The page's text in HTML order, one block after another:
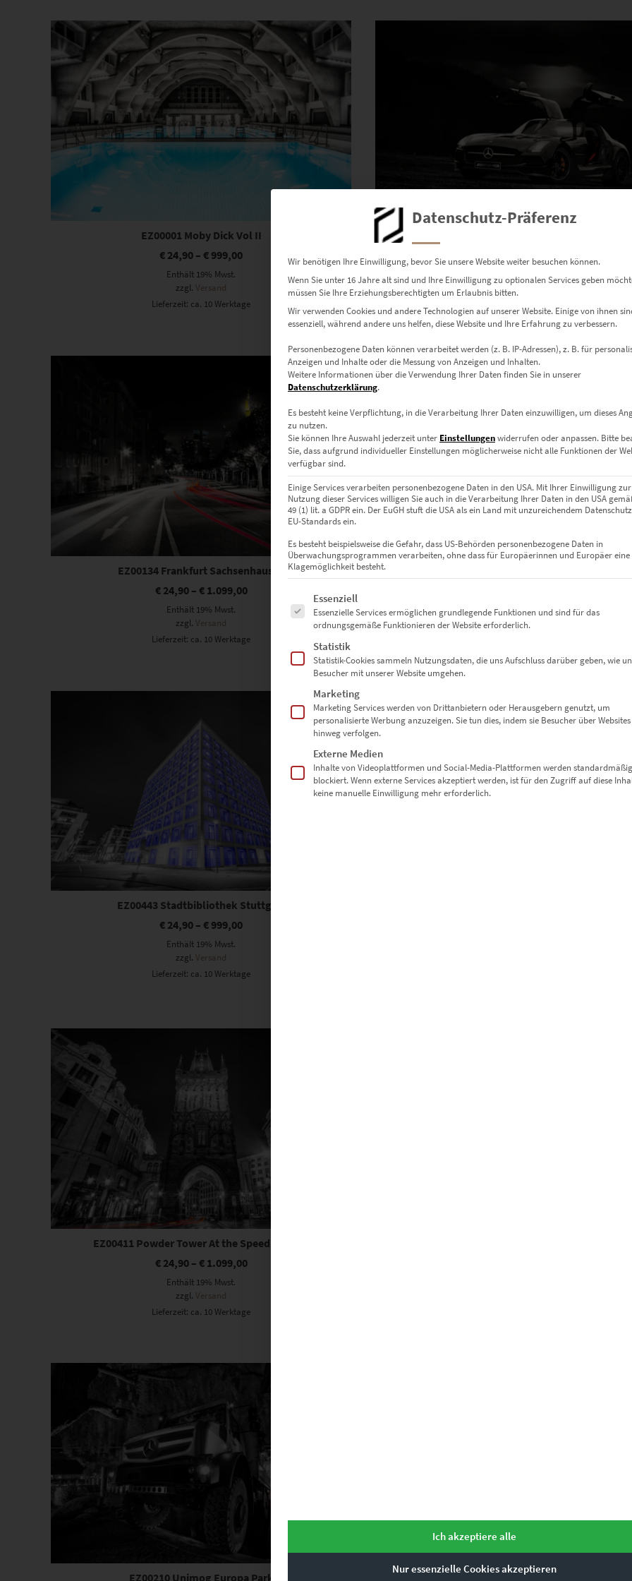
Dieses Produkt weist mehrere Varianten auf. Die Optionen können auf der Produktseite gewählt werden
EZ00001 Moby Dick Vol II
€ 24,90 –€ 999,00
Enthält 19% Mwst.
zzgl.Versand
Lieferzeit: ca. 10 Werktage
Dieses Produkt weist mehrere Varianten auf. Die Optionen können auf der Produktseite gewählt werden
€ 24,90– € 999,00
zzgl.
Dieses Produkt weist mehrere Varianten auf. Die Optionen können auf der Produktseite gewählt werden
EZ00134 Frankfurt Sachsenhausen
€24,90– €1.099,00
Enthält 19% Mwst.
zzgl.Versand
Lieferzeit: ca. 10 Werktage
Dieses Produkt weist mehrere Varianten auf. Die Optionen können auf der Produktseite gewählt werden
Enthält 19% Mwst.
zzgl.Versand
Dieses Produkt weist mehrere Varianten auf. Die Optionen können auf der Produktseite gewählt werden
EZ00443 Stadtbibliothek Stuttgart
€ 24,90 –€ 999,00
Enthält 19% Mwst.
zzgl.Versand
Lieferzeit: ca. 10 Werktage
Dieses Produkt weist mehrere Varianten auf. Die Optionen können auf der Produktseite gewählt werden
EZ00411 Powder Tower At the Speed of Light
€24,90– €1.099,00
Enthält 19% Mwst.
zzgl.Versand
Lieferzeit: ca. 10 Werktage
Dieses Produkt weist mehrere Varianten auf. Die Optionen können auf der Produktseite gewählt werden
EZ00210 Unimog Europa Park
EZ00149 Speeding Stars
Datenschutz-Präferenz
Wir benötigen Ihre Einwilligung, bevor Sie unsere Website weiter besuchen können.
Wenn Sie unter 16 Jahre alt sind und Ihre Einwilligung zu optionalen Services geben
müssen Sie Ihre Erziehungsberechtigten um Erlaubnis bitten.
Wir verwenden Cookies und andere Technologien auf unserer Website. Einige von ihnen
essenziell, während andere uns helfen, diese Website und Ihre Erfahrung zu verbessern.
Personenbezogene Daten können verarbeitet werden (z. B. IP-Adressen), z. B. für
Anzeigen und Inhalte oder die Messung von Anzeigen und Inhalten.
Weitere Informationen über die Verwendung Ihrer Daten finden Sie in unserer
Datenschutzerklärung.
Es besteht keine Verpflichtung, in die Verarbeitung Ihrer Daten einzuwilligen, um dieses
zu nutzen.
Sie können Ihre Auswahl jederzeit unter Einstellungenwiderrufen oder anpassen. Bitte
Sie, dass aufgrund individueller Einstellungen möglicherweise nicht alle Funktionen der
verfügbar sind.
Einige Services verarbeiten personenbezogene Daten in den USA. Mit Ihrer Einwilligung zur
Nutzung dieser Services willigen Sie auch in die Verarbeitung Ihrer Daten in den USA
49 (1) lit. a GDPR ein. Der EuGH stuft die USA als ein Land mit unzureichendem
EU-Standards ein.
Es besteht beispielsweise die Gefahr, dass US-Behörden personenbezogene Daten in
Überwachungsprogrammen verarbeiten, ohne dass für Europäerinnen und Europäer eine
Klagemöglichkeit besteht.
Es folgt eine Liste der Service-Gruppen, für die eine Einwilligung
Essenziell
Essenzielle Services ermöglichen grundlegende Funktionen und sind für das
ordnungsgemäße Funktionieren der Website erforderlich.
Statistik
Statistik-Cookies sammeln Nutzungsdaten, die uns Aufschluss darüber geben, wie
Besucher mit unserer Website umgehen.
Marketing
Marketing Services werden von Drittanbietern oder Herausgebern genutzt, um
personalisierte Werbung anzuzeigen. Sie tun dies, indem sie Besucher über Websites
hinweg verfolgen.
Externe Medien
Inhalte von Videoplattformen und Social-Media-Plattformen werden standardmäßig
blockiert. Wenn externe Services akzeptiert werden, ist für den Zugriff auf diese
keine manuelle Einwilligung mehr erforderlich.
Ich akzeptiere alle
Nur essenzielle Cookies akzeptieren